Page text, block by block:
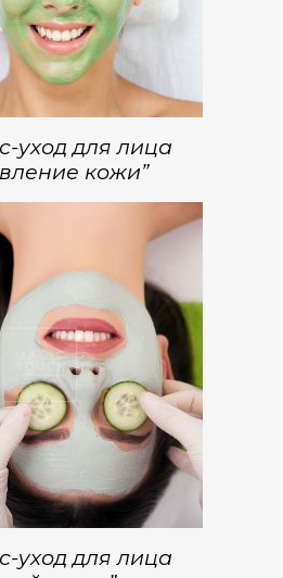
уход для лица
кожи”
уход для лица